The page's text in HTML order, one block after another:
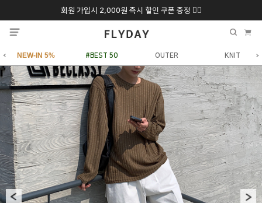
회원 가입시 2,000원 즉시 할인 쿠폰 증정 ❤️‍🔥
추석 특별 할인 10~20% 9/6 화 ~ 9/12월
NEW-IN 5% #BEST 50 OUTER KNIT